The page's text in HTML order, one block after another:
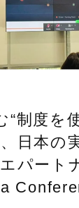
“制度を
日本の
パート